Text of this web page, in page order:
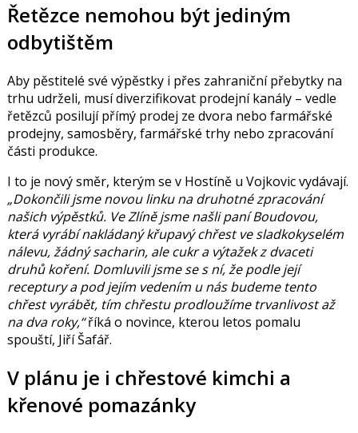
Řetězce nemohou být jediným
odbytištěm
Aby pěstitelé své výpěstky i přes zahraniční přebytky na
trhu udrželi, musí diverzifikovat prodejní kanály – vedle
řetězců posilují přímý prodej ze dvora nebo farmářské
prodejny, samosběry, farmářské trhy nebo zpracování
části produkce.
I to je nový směr, kterým se v Hostíně u Vojkovic vydávají.
„Dokončili jsme novou linku na druhotné zpracování
našich výpěstků. Ve Zlíně jsme našli paní Boudovou,
která vyrábí nakládaný křupavý chřest ve sladkokyselém
nálevu, žádný sacharin, ale cukr a výtažek z dvaceti
druhů koření. Domluvili jsme se s ní, že podle její
receptury a pod jejím vedením u nás budeme tento
chřest vyrábět, tím chřestu prodloužíme trvanlivost až
na dva roky,“říká o novince, kterou letos pomalu
spouští, Jiří Šafář.
V plánu je i chřestové kimchi a
křenové pomazánky